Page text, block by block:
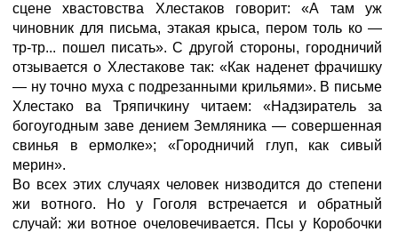
сцене хвастовства Хлестаков говорит: «А там уж
чиновник для письма, этакая крыса, пером толь ко —
тр-тр... пошел писать». С другой стороны, городничий
отзывается о Хлестакове так: «Как наденет фрачишку
— ну точно муха с подрезанными крильями». В письме
Хлестако ва Тряпичкину читаем: «Надзиратель за
богоугодным заве дением Земляника — совершенная
свинья в ермолке»; «Городничий глуп, как сивый
мерин».
Во всех этих случаях человек низводится до степени
жи вотного. Но у Гоголя встречается и обратный
случай: жи вотное очеловечивается. Псы у Коробочки